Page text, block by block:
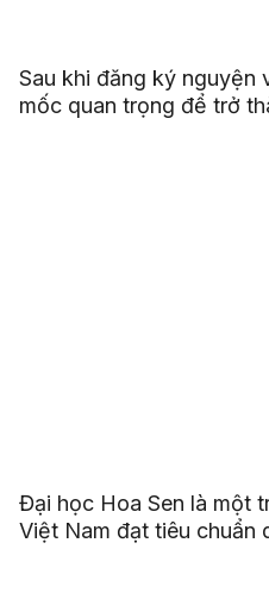
Sau khi đăng ký nguyện
mốc quan trọng để trở
Đại học Hoa Sen là một
Việt Nam đạt tiêu chuẩn